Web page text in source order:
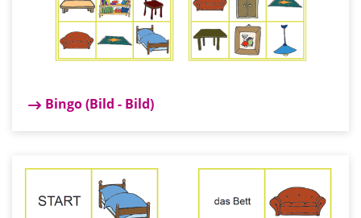
Bingo (Bild - Bild)